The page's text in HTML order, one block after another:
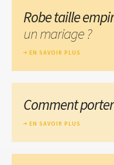
Robe taille
un mariage ?
EN SAVOIR PLUS
Comment
EN SAVOIR PLUS